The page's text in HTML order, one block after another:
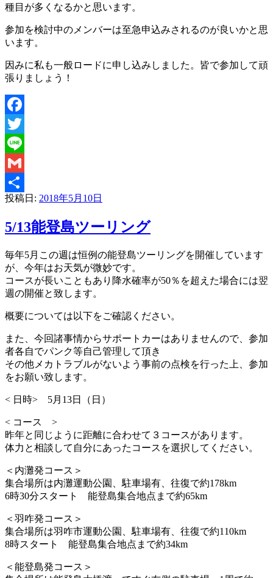
種目が多くなるかと思います。
参加を検討中のメンバーは至急申込みされるのが良いかと思
います。
因みに私も一般ロードに申し込みしました。皆で参加して頑
張りましょう！
Facebook
Twitter
Line
Gmail
共
有
投稿日: 2018年5月10日
5/13能登島ツーリング
毎年5月この週は恒例の能登島ツーリングを開催しています
が、今年はお天気が微妙です。
コースが長いこともあり降水確率が50％を超えた場合には翌
週の開催と致します。
概要については以下をご確認ください。
また、今回諸事情からサポートカーはありませんので、参加
者各自でパンク等自己管理して頂き
その他メカトラブルがないよう事前の点検を行った上、参加
をお願い致します。
< 日時> 5月13日（日）
< コース >
昨年と同じように距離に合わせて３コースがあります。
体力と相談して自分にあったコースを選択してください。
＜内灘発コース＞
集合場所は内灘運動公園、駐車場有、往復で約178km
6時30分スタート 能登島集合地点まで約65km
＜羽咋発コース＞
集合場所は羽咋市運動公園、駐車場有、往復で約110km
8時スタート 能登島集合地点まで約34km
＜能登島発コース＞